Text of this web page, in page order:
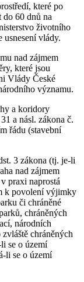
které po
60 dnů na
životního
vlády.
nad zájmem
které jsou
Vlády České
významu.
a koridory
a násl. zákona č.
řádu (stavební
3 zákona (tj. je-li
nad zájmem
praxi naprostá
k povolení výjimky
či chráněné
chráněných
národních
chráněných
se o území
li se o území